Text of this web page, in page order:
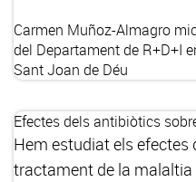
Carmen Muñoz-Almagro
del Departament de R+D+I
Sant Joan de Déu
Efectes dels antibiòtics
Hem estudiat els efectes
tractament de la